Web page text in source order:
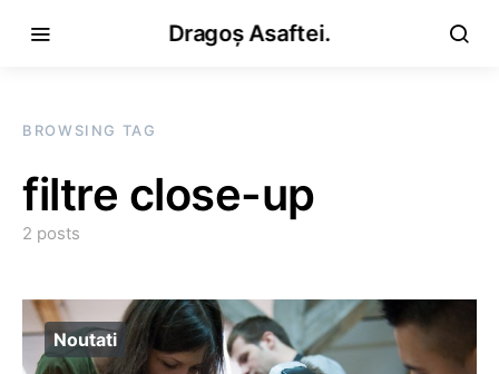
Dragoș Asaftei.
BROWSING TAG
filtre close-up
2 posts
Noutati